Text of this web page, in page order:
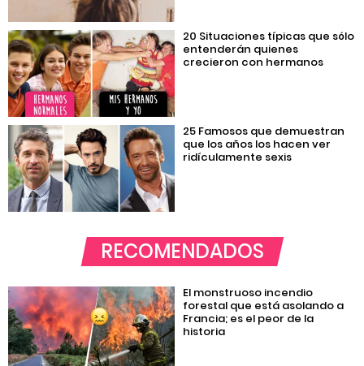
20 Situaciones típicas que sólo
entenderán quienes
crecieron con hermanos
25 Famosos que demuestran
que los años los hacen ver
ridículamente sexis
RECOMENDADOS
El monstruoso incendio
forestal que está asolando a
Francia; es el peor de la
historia